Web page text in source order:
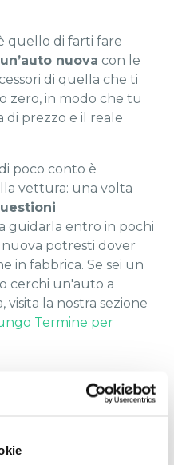
quello di farti fare
nuova con le
di quella che ti
zero, in modo che tu
di prezzo e il reale
poco conto è
vettura: una volta
guidarla entro in pochi
potresti dover
in fabbrica. Se sei un
cerchi un'auto a
la nostra sezione
Termine per
di una
zero